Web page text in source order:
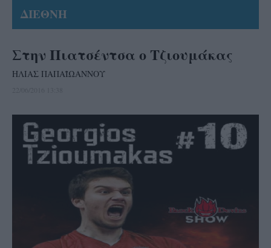
ΔΙΕΘΝΗ
Στην Πιατσέντσα ο Τζιουμάκας
ΗΛΙΑΣ ΠΑΠΑΪΩΑΝΝΟΥ